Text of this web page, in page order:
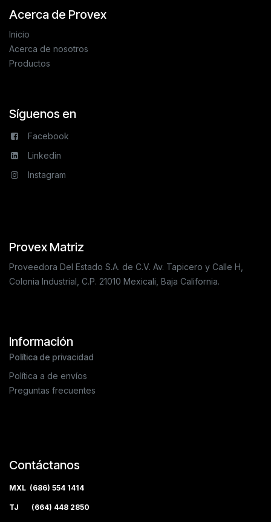
Acerca de Provex
Inicio
Acerca de nosotros
Productos
Síguenos en
Facebook
Linkedin
Instagram
Provex Matriz
Proveedora Del Estado S.A. de C.V. Av. Tapicero y Calle H,
Colonia Industrial, C.P. 21010 Mexicali, Baja California.
Información
Política de privacidad
Política a de envíos
Preguntas frecuentes
Contáctanos
MXL (686) 554 1414
TJ (664) 448 2850